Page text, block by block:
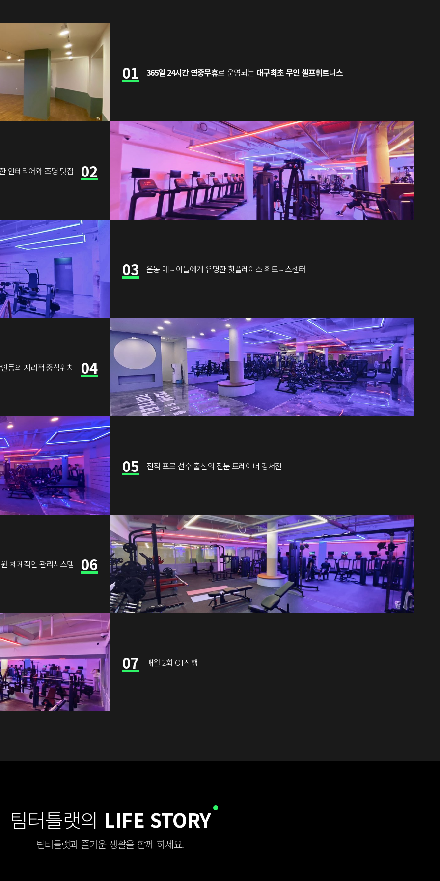
01 365일 24시간 연중무휴로 운영되는 대구최초 무인 셀프휘트니스
02
인테리어와 조명 맛집
03 운동 매니아들에게 유명한 핫플레이스 휘트니스센터
04
동의 지리적 중심위치
05 전직 프로 선수 출신의 전문 트레이너 강서진
06
체계적인 관리시스템
07 매월 2회 OT진행
팀터틀랫의 LIFE STORY
팀터틀랫과 즐거운 생활을 함께 하세요.